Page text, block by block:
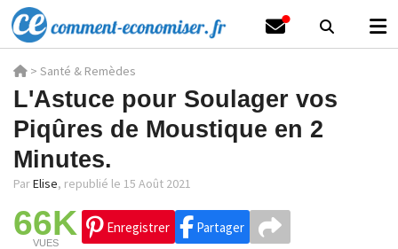
> Santé & Remèdes
L'Astuce pour Soulager vos
Piqûres de Moustique en 2
Minutes.
ParElise, republié le 15 Août 2021
66K
VUES
Enregistrer Partager